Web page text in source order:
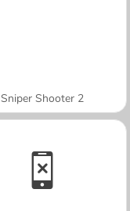
Sniper Shooter 2